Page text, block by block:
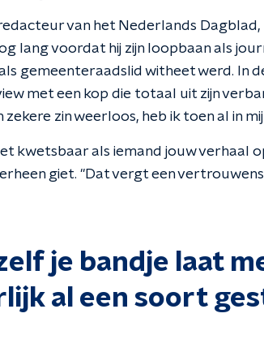
van het Nederlands
lang voordat hij zijn loopbaan als
gemeenteraadslid witheet werd. In
met een kop die totaal uit zijn
zin weerloos, heb ik toen al in
kwetsbaar als iemand jouw verhaal
giet. "Dat vergt een
je bandje laat
al een soort